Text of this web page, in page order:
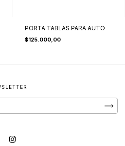
PORTA TABLAS PARA AUTO
$125.000,00